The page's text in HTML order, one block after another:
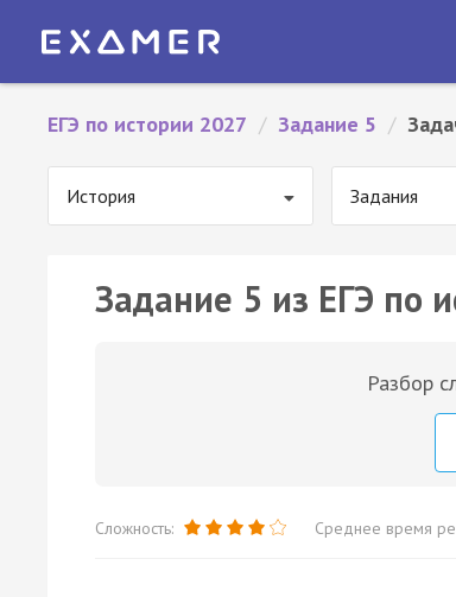
ЕГЭ по истории 2027 / Задание 5 /
История Задания
Задание 5 из ЕГЭ по
Разбор
Сложность: Среднее время